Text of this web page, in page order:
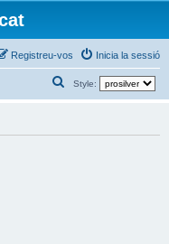
Inicia la sessió
Registreu-vos
Style:
e